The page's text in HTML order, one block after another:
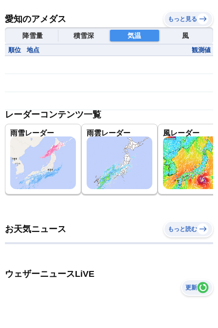
愛知のアメダス もっと見る
降雪量 積雪深 気温 風
順位 地点 観測値
レーダーコンテンツ一覧
雨雪レーダー 雨雲レーダー 風レーダー
お天気ニュース もっと読む
ウェザーニュースLiVE
更新